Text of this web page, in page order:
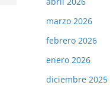
marzo 2026
febrero 2026
enero 2026
diciembre 2025